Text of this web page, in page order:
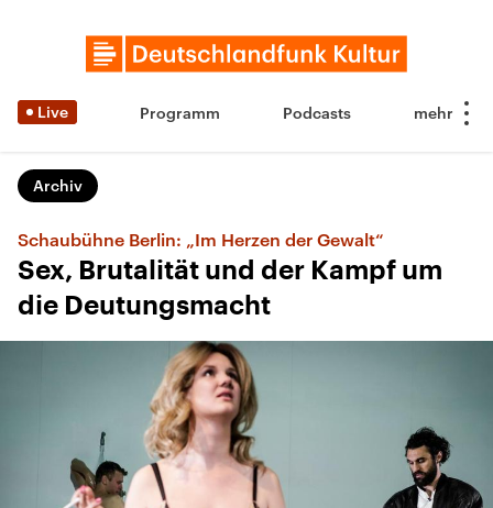
Live Programm Podcasts
Archiv
Schaubühne Berlin: „Im Herzen der Gewalt“
Sex, Brutalität und der Kampf um
die Deutungsmacht